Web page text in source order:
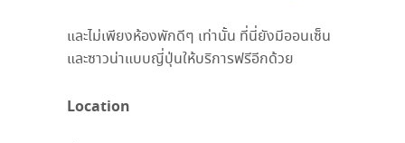
และไม่เพียงห้องพักดีๆ เท่านั้น ที่นี่ยังมีออนเซ็น
และซาวน่าแบบญี่ปุ่นให้บริการฟรีอีกด้วย
Location